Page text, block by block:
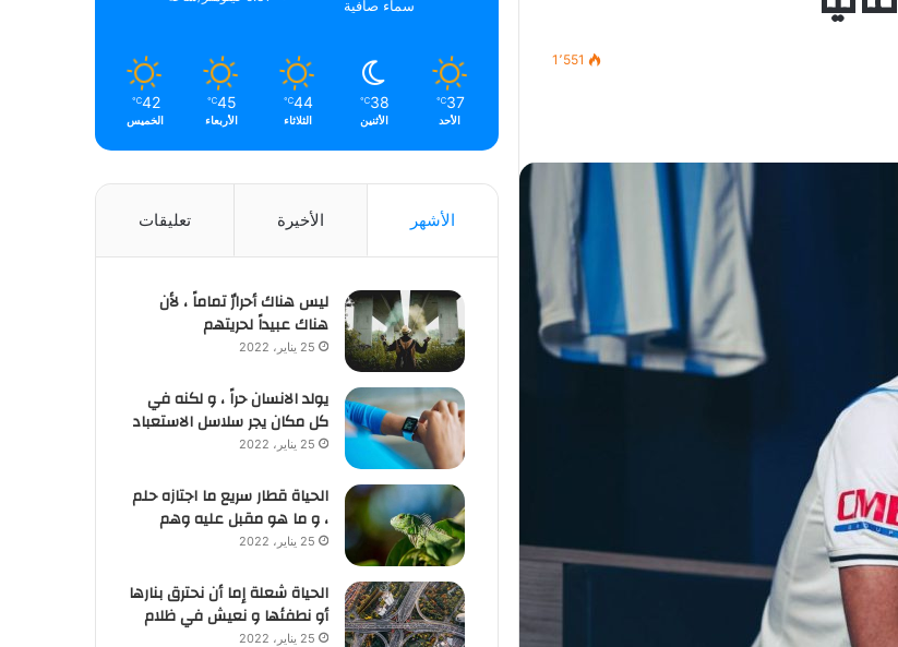
1٬551
سماء صافية
37
℃
الأحد
38
℃
الأثنين
44
℃
الثلاثاء
45
℃
الأربعاء
42
℃
الخميس
الأشهر الأخيرة تعليقات
ليس هناك أحرارٌ تماماً ، لأن
هناك عبيداً لحريتهم
25 يناير، 2022
يولد الانسان حراً ، و لكنه في
كل مكان يجر سلاسل الاستعباد
25 يناير، 2022
الحياة قطار سريع ما اجتازه حلم
، و ما هو مقبل عليه وهم
25 يناير، 2022
الحياة شعلة إما أن نحترق بنارها
أو نطفئها و نعيش في ظلام
25 يناير، 2022